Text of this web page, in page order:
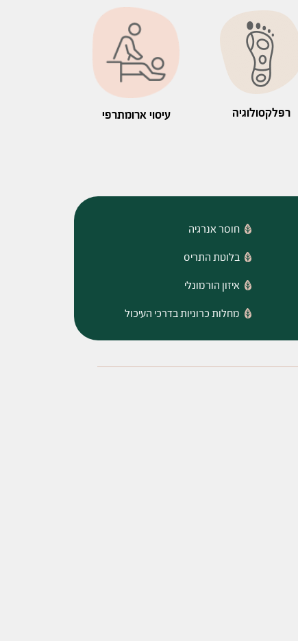
רפלקסולוגיה עיסוי ארומתרפי
חוסר אנרגיה
בלוטת התריס
איזון הורמונלי
מחלות כרוניות בדרכי העיכול